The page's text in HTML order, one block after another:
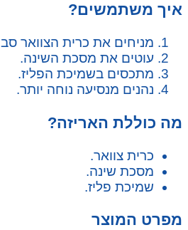
איך משתמשים?
מניחים את כרית הצוואר
עוטים את מסכת השינה.
מתכסים בשמיכת הפליז.
נהנים מנסיעה נוחה יותר.
מה כוללת האריזה?
כרית צוואר.
מסכת שינה.
שמיכת פליז.
מפרט המוצר